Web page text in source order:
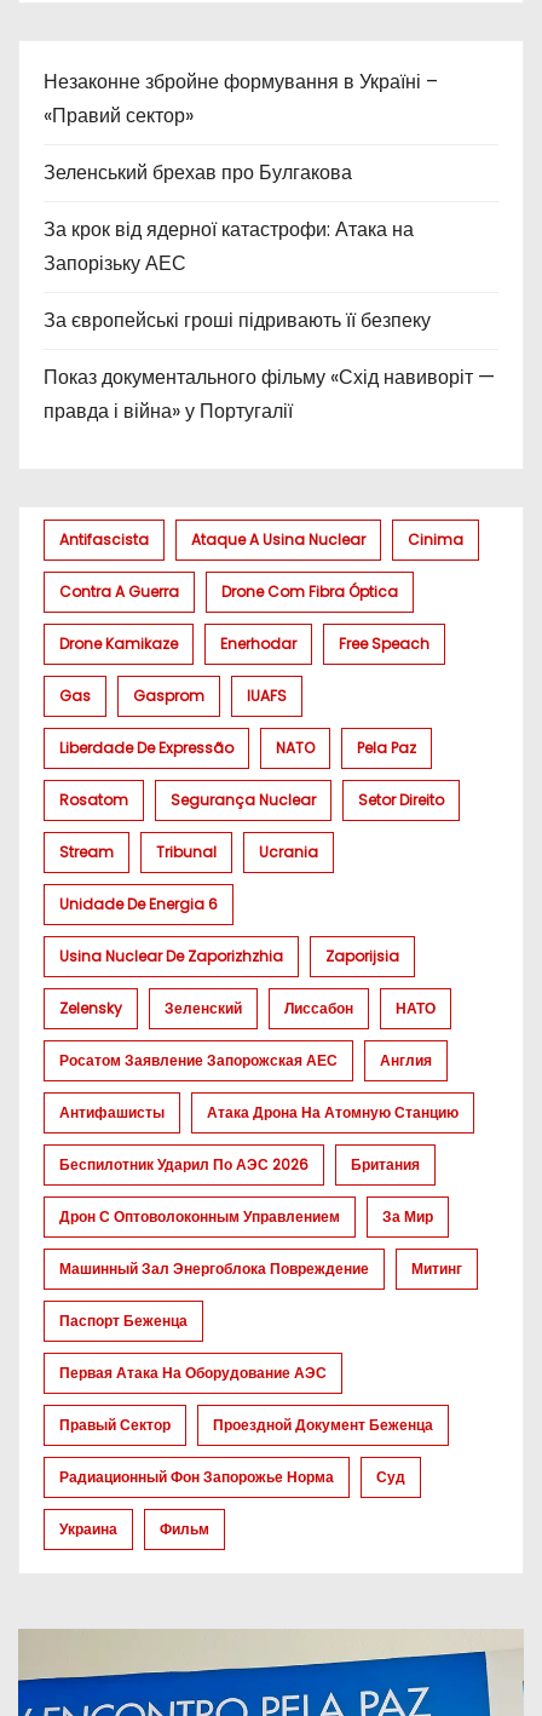
Незаконне збройне формування в Україні –
«Правий сектор»
Зеленський брехав про Булгакова
За крок від ядерної катастрофи: Атака на
Запорізьку АЕС
За європейські гроші підривають її безпеку
Показ документального фільму «Схід навиворіт —
правда і війна» у Португалії
Antifascista Ataque A Usina Nuclear Cinima
Contra A Guerra Drone Com Fibra Óptica
Drone Kamikaze Enerhodar Free Speach
Gas Gasprom IUAFS
Liberdade De Expressão NATO Pela Paz
Rosatom Segurança Nuclear Setor Direito
Stream Tribunal Ucrania
Unidade De Energia 6
Usina Nuclear De Zaporizhzhia Zaporijsia
Zelensky Зеленский Лиссабон НАТО
Росатом Заявление Запорожская АЕС Англия
Антифашисты Атака Дрона На Атомную Станцию
Беспилотник Ударил По АЭС 2026 Британия
Дрон С Оптоволоконным Управлением За Мир
Машинный Зал Энергоблока Повреждение Митинг
Паспорт Беженца
Первая Атака На Оборудование АЭС
Правый Сектор Проездной Документ Беженца
Радиационный Фон Запорожье Норма Суд
Украина Фильм